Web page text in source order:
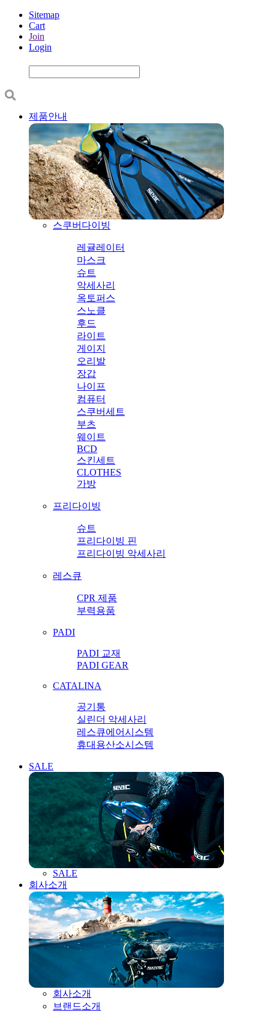
Sitemap
Cart
Join
Login
제품안내
스쿠버다이빙
레귤레이터
마스크
슈트
악세사리
옥토퍼스
스노클
후드
라이트
게이지
오리발
장갑
나이프
컴퓨터
스쿠버세트
부츠
웨이트
BCD
스킨세트
CLOTHES
가방
프리다이빙
슈트
프리다이빙 핀
프리다이빙 악세사리
레스큐
CPR 제품
부력용품
PADI
PADI 교재
PADI GEAR
CATALINA
공기통
실린더 악세사리
레스큐에어시스템
휴대용산소시스템
SALE
SALE
회사소개
회사소개
브랜드소개